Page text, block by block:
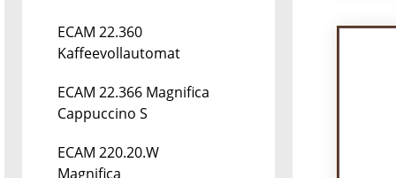
ECAM 22.360
Kaffeevollautomat
ECAM 22.366 Magnifica
Cappuccino S
ECAM 220.20.W
Magnifica